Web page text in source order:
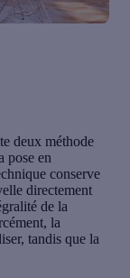
deux méthode
pose en
conserve
directement
de la
la
tandis que la